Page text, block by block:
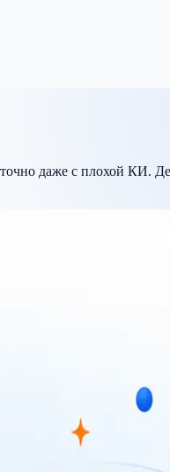
даже с плохой КИ.